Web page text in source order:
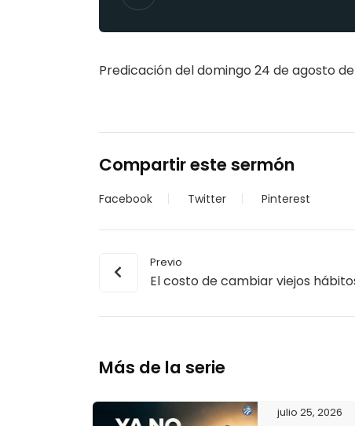
Predicación del domingo 24 de agosto de
Compartir este sermón
Facebook Twitter Pinterest
Previo
El costo de cambiar viejos
Más de la serie
julio 25, 2026